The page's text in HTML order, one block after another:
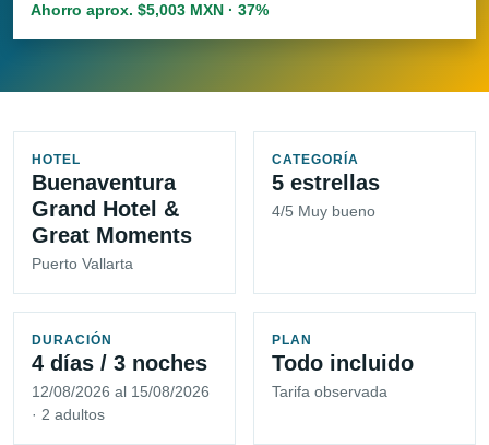
Ahorro aprox. $5,003 MXN · 37%
HOTEL
Buenaventura
Grand Hotel &
Great Moments
Puerto Vallarta
CATEGORÍA
5 estrellas
4/5 Muy bueno
DURACIÓN
4 días / 3 noches
12/08/2026 al 15/08/2026
· 2 adultos
PLAN
Todo incluido
Tarifa observada